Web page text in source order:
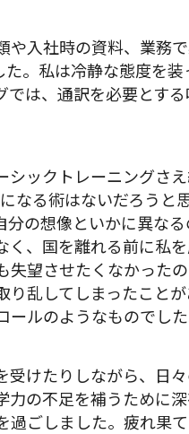
入社時の資料、業務
。私は冷静な態度を
は、通訳を必要とす
ックトレーニングさ
なる術はないだろうと
の想像といかに異な
、国を離れる前に私
望させたくなかった
乱してしまったこと
ルのようなものでした
けたりしながら、日
の不足を補うために
ごしました。疲れ果